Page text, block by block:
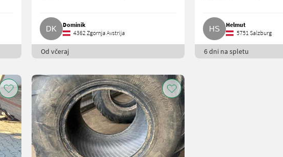
Dominik
4362 Zgornja Avstrija
Od včeraj
Helmut
5751 Salzburg
6 dni na spletu